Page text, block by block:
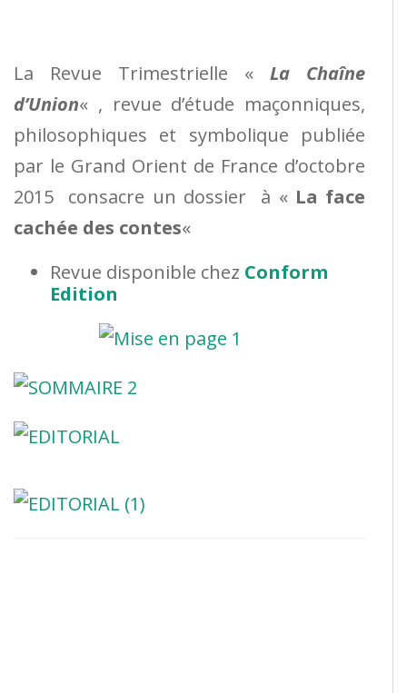
La Revue Trimestrielle « La Chaîne
d’Union« , revue d’étude maçonniques,
philosophiques et symbolique publiée
par le Grand Orient de France d’octobre
2015 consacre un dossier à « La face
cachée des contes«
Revue disponible chez Conform
Edition